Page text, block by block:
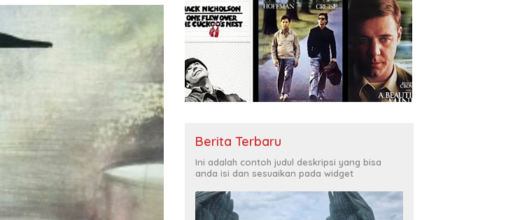
Berita Terbaru
Ini adalah contoh judul deskripsi yang bisa
anda isi dan sesuaikan pada widget